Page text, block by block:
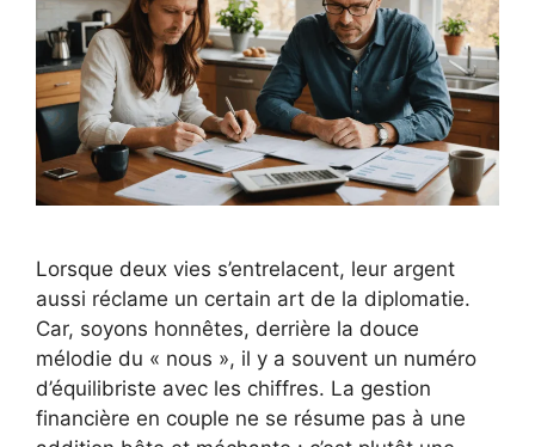
Lorsque deux vies s’entrelacent, leur argent
aussi réclame un certain art de la diplomatie.
Car, soyons honnêtes, derrière la douce
mélodie du « nous », il y a souvent un numéro
d’équilibriste avec les chiffres. La gestion
financière en couple ne se résume pas à une